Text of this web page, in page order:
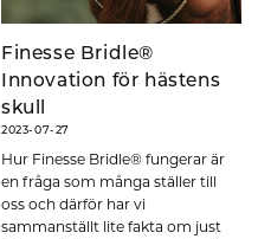
Finesse Bridle®
Innovation för hästens
skull
2023-07-27
Hur Finesse Bridle® fungerar är
en fråga som många ställer till
oss och därför har vi
sammanställt lite fakta om just